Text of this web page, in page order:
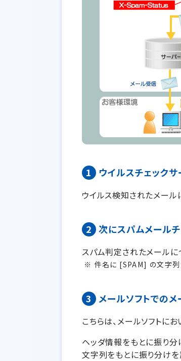
1 ウイルスチェック
ウイルス検知されたメール
2 次にスパムメール
スパム判定されたメールに
件名に [SPAM] の文字列
3 メールソフトでの
こちらは、メールソフトに
ヘッダ情報をもとに振り分
文字列をもとに振り分けを